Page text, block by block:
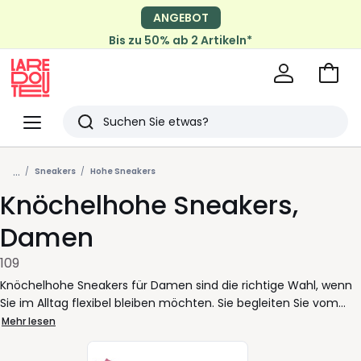
ANGEBOT
Bis zu 50% ab 2 Artikeln*
Menü
Redoute
Suchen
Zuletzt
angesehen
Artikel
Zum
... Sneakers Hohe Sneakers
Knöchelhohe Sneakers,
Damen
109
Knöchelhohe Sneakers für Damen sind die richtige Wahl, wenn
Sie im Alltag flexibel bleiben möchten. Sie begleiten Sie vom
Morgen bis zum Abend, ohne dass Sie über Ihr Outfit
nachdenken müssen. Ein guter Sneaker passt zu Jeans,
Stoffhosen oder einem schlichten Rock und wirkt dabei immer
Mehr lesen